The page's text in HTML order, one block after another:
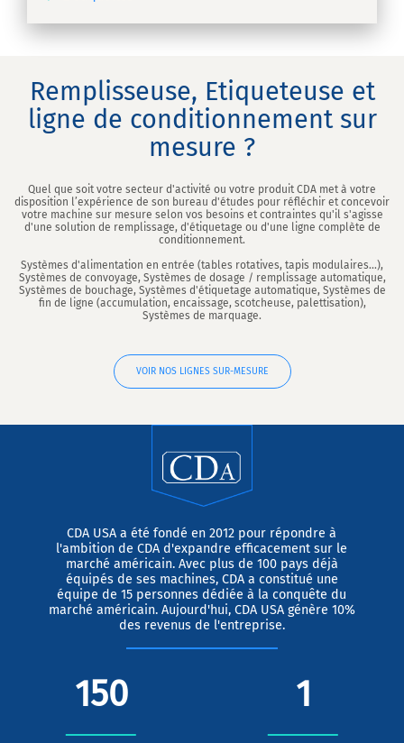
Remplisseuse, Etiqueteuse et
ligne de conditionnement sur
mesure ?
Quel que soit votre secteur d'activité ou votre produit CDA met à votre
disposition l’expérience de son bureau d'études pour réfléchir et concevoir
votre machine sur mesure selon vos besoins et contraintes qu'il s'agisse
d'une solution de remplissage, d'étiquetage ou d'une ligne complète de
conditionnement.
Systèmes d'alimentation en entrée (tables rotatives, tapis modulaires...),
Systèmes de convoyage, Systèmes de dosage / remplissage automatique,
Systèmes de bouchage, Systèmes d'étiquetage automatique, Systèmes de
fin de ligne (accumulation, encaissage, scotcheuse, palettisation),
Systèmes de marquage.
VOIR NOS LIGNES SUR-MESURE
CDA USA a été fondé en 2012 pour répondre à
l'ambition de CDA d'expandre efficacement sur le
marché américain. Avec plus de 100 pays déjà
équipés de ses machines, CDA a constitué une
équipe de 15 personnes dédiée à la conquête du
marché américain. Aujourd'hui, CDA USA génère 10%
des revenus de l'entreprise.
150 1